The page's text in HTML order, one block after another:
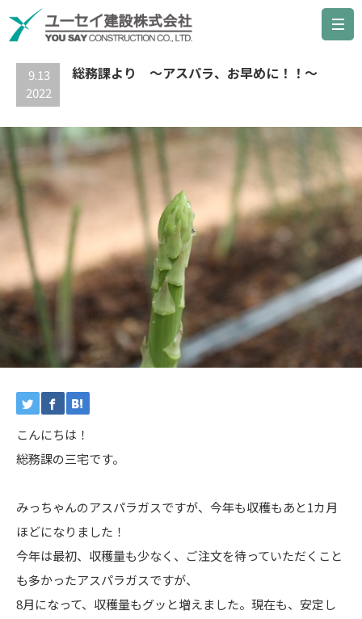
最新の記事
9.13
2022
総務課より ～アスパラ、お早めに！！～
こんにちは！
総務課の三宅です。
みっちゃんのアスパラガスですが、今年も収穫もあと1カ月
ほどになりました！
今年は最初、収穫量も少なく、ご注文を待っていただくこと
も多かったアスパラガスですが、
8月になって、収穫量もグッと増えました。現在も、安定し